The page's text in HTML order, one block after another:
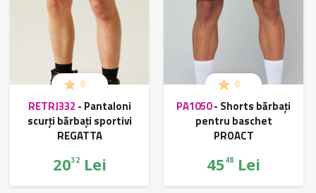
0
RETRJ332 - Pantaloni
scurți bărbați sportivi
REGATTA
2032Lei
0
PA1050- Shorts bărbați
pentru baschet
PROACT
4548 Lei